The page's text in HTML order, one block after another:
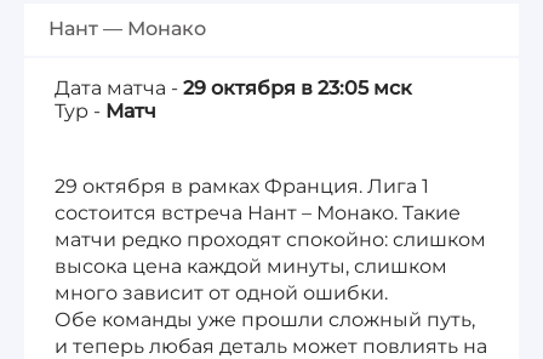
Нант — Монако
Дата матча - 29 октября в 23:05 мск
Тур - Матч
29 октября в рамках Франция. Лига 1
состоится встреча Нант – Монако. Такие
матчи редко проходят спокойно: слишком
высока цена каждой минуты, слишком
много зависит от одной ошибки.
Обе команды уже прошли сложный путь,
и теперь любая деталь может повлиять на